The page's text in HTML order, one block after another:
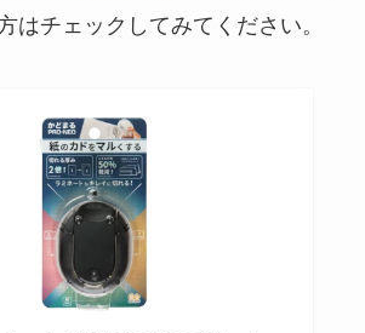
はチェックしてみてください。